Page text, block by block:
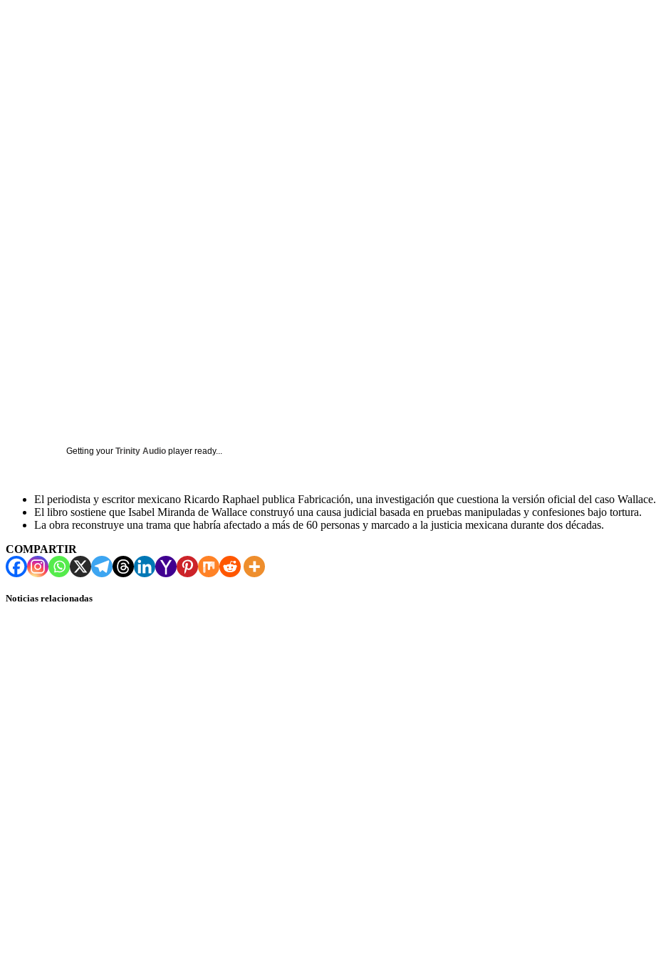
Getting your Trinity Audio player ready...
El periodista y escritor mexicano Ricardo Raphael publica Fabricación, una investigación que cuestiona la versión oficial del caso Wallace.
El libro sostiene que Isabel Miranda de Wallace construyó una causa judicial basada en pruebas manipuladas y confesiones bajo tortura.
La obra reconstruye una trama que habría afectado a más de 60 personas y marcado a la justicia mexicana durante dos décadas.
COMPARTIR
Noticias relacionadas